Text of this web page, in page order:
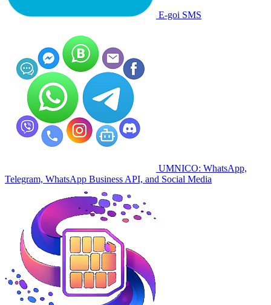
E-goi SMS
UMNICO: WhatsApp,
Telegram, WhatsApp Business API, and Social Media